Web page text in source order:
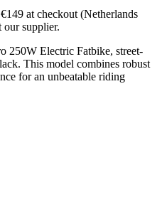
at checkout (Netherlands
supplier.
250W Electric Fatbike, street-
This model combines robust
for an unbeatable riding